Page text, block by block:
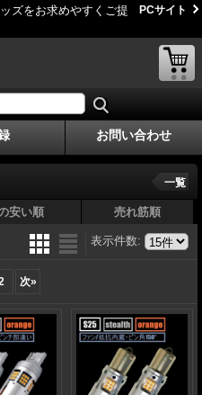
ズをお求めやすくご提
PCサイト
お問い合わせ
一覧
安い順 売れ筋順
表示件数:
次»